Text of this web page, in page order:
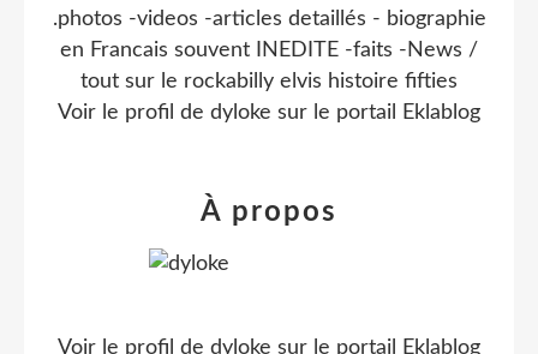
.photos -videos -articles detaillés - biographie
en Francais souvent INEDITE -faits -News /
tout sur le rockabilly elvis histoire fifties
Voir le profil de dyloke sur le portail Eklablog
À propos
Voir le profil de dyloke sur le portail Eklablog